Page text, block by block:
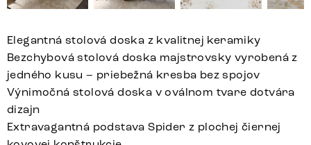
Elegantná stolová doska z kvalitnej keramiky
Bezchybová stolová doska majstrovsky vyrobená z
jedného kusu – priebežná kresba bez spojov
Výnimočná stolová doska v oválnom tvare dotvára
dizajn
Extravagantná podstava Spider z plochej čiernej